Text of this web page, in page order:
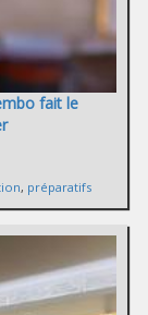
fait le
, préparatifs